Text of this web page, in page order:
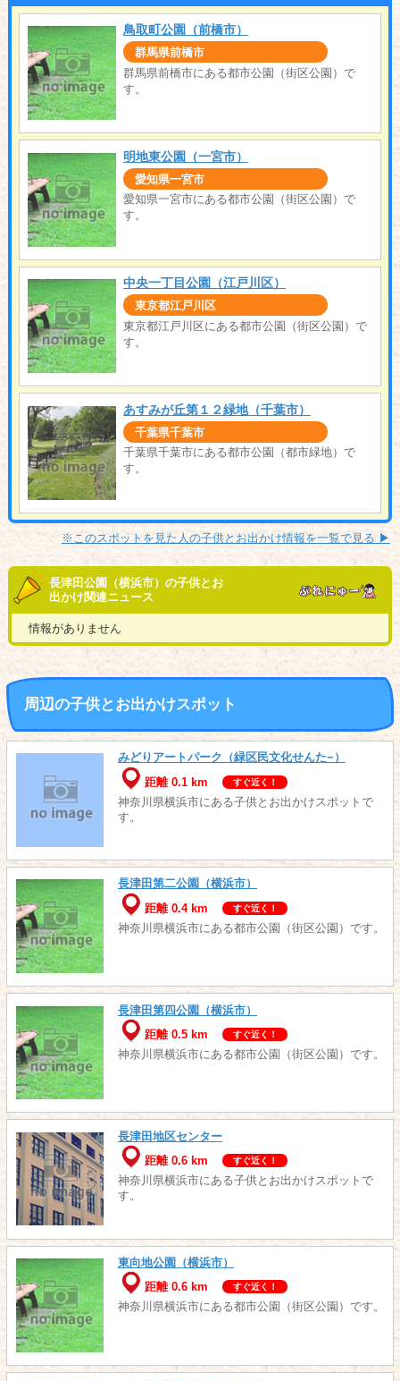
鳥取町公園（前橋市）
群馬県前橋市
群馬県前橋市にある都市公園（街区公園）で
す。
明地東公園（一宮市）
愛知県一宮市
愛知県一宮市にある都市公園（街区公園）で
す。
中央一丁目公園（江戸川区）
東京都江戸川区
東京都江戸川区にある都市公園（街区公園）で
す。
あすみが丘第１２緑地（千葉市）
千葉県千葉市
千葉県千葉市にある都市公園（都市緑地）で
す。
※このスポットを見た人の子供とお出かけ情報を一覧で見る ▶︎
長津田公園（横浜市）の子供とお
出かけ関連ニュース
情報がありません
周辺の子供とお出かけスポット
みどりアートパーク（緑区民文化せんた−）
距離 0.1 km
すぐ近く！
神奈川県横浜市にある子供とお出かけスポットで
す。
長津田第二公園（横浜市）
距離 0.4 km
すぐ近く！
神奈川県横浜市にある都市公園（街区公園）です。
長津田第四公園（横浜市）
距離 0.5 km
すぐ近く！
神奈川県横浜市にある都市公園（街区公園）です。
長津田地区センター
距離 0.6 km
すぐ近く！
神奈川県横浜市にある子供とお出かけスポットで
す。
東向地公園（横浜市）
距離 0.6 km
すぐ近く！
神奈川県横浜市にある都市公園（街区公園）です。